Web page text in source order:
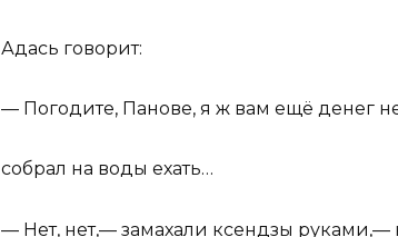
Адась говорит:
— Погодите, Панове, я ж вам ещё денег
собрал на воды ехать…
— Нет, нет,— замахали ксендзы